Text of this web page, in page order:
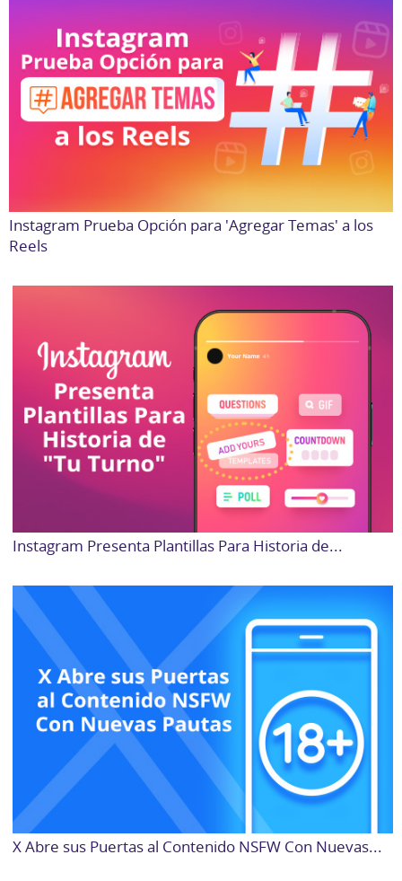
Instagram Prueba Opción para 'Agregar Temas' a los
Reels
Instagram Presenta Plantillas Para Historia de...
X Abre sus Puertas al Contenido NSFW Con Nuevas...